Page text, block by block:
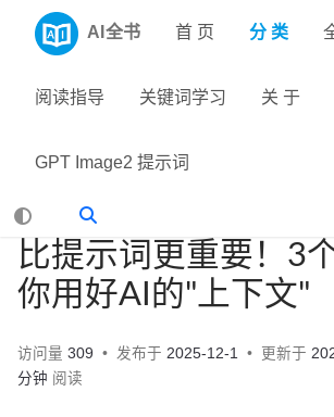
AI全书 首 页 分 类
阅读指导 关键词学习 关 于
GPT Image2 提示词
比提示词更重要！3
你用好AI的"上下文"
访问量 309 发布于 2025-12-1 更新于
分钟 阅读